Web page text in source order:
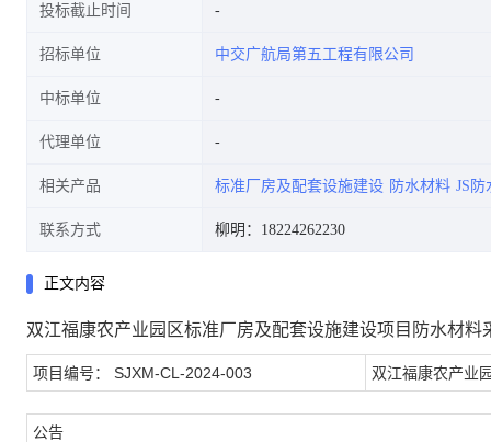
投标截止时间
招标单位 中交广航局第五工程有限公司
中标单位
代理单位
相关产品 标准厂房及配套设施建设 防水材料 JS防
联系方式 柳明：18224262230
正文内容
双江福康农产业园区标准厂房及配套设施建设项目防水材料
项目编号： SJXM-CL-2024-003 双江福康农产业
公告